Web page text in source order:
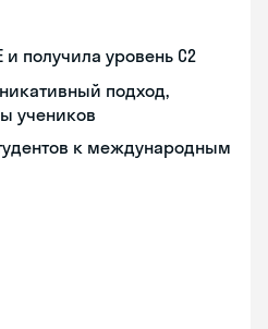
и получила уровень С2
подход,
учеников
к международным